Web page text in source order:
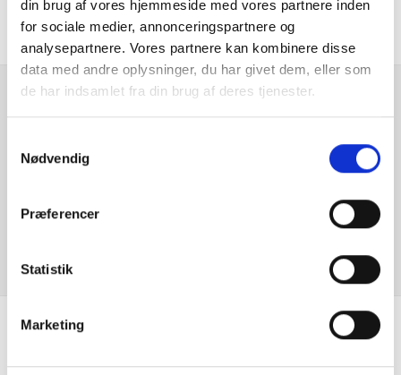
din brug af vores hjemmeside med vores partnere inden
for sociale medier, annonceringspartnere og
analysepartnere. Vores partnere kan kombinere disse
data med andre oplysninger, du har givet dem, eller som
de har indsamlet fra din brug af deres tjenester.
Nødvendig
Præferencer
Statistik
Marketing
Er du interesseret i